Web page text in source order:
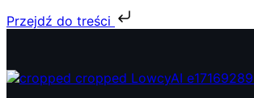
Przejdź do treści
treści